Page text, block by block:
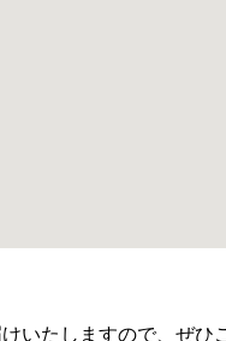
いたしますので、ぜひ